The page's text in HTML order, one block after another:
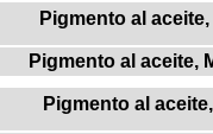
Pigmento al
Pigmento al aceite,
Pigmento al